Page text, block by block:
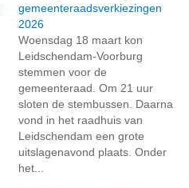
gemeenteraadsverkiezingen
2026
Woensdag 18 maart kon
Leidschendam-Voorburg
stemmen voor de
gemeenteraad. Om 21 uur
sloten de stembussen. Daarna
vond in het raadhuis van
Leidschendam een grote
uitslagenavond plaats. Onder
het...